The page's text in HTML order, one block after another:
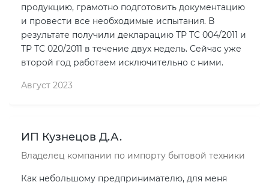
продукцию, грамотно подготовить документацию
и провести все необходимые испытания. В
результате получили декларацию ТР ТС 004/2011 и
ТР ТС 020/2011 в течение двух недель. Сейчас уже
второй год работаем исключительно с ними.
Август 2023
ИП Кузнецов Д.А.
Владелец компании по импорту бытовой техники
Как небольшому предпринимателю, для меня